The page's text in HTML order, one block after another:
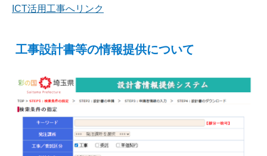
ICT活用工事へリンク
工事設計書等の情報提供について